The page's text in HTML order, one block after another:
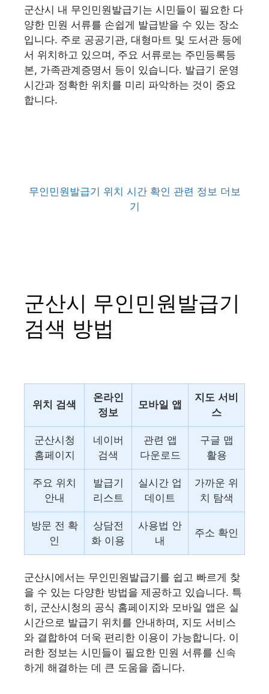
군산시 내 무인민원발급기는 시민들이 필요한 다
양한 민원 서류를 손쉽게 발급받을 수 있는 장소
입니다. 주로 공공기관, 대형마트 및 도서관 등에
서 위치하고 있으며, 주요 서류로는 주민등록등
본, 가족관계증명서 등이 있습니다. 발급기 운영
시간과 정확한 위치를 미리 파악하는 것이 중요
합니다.
무인민원발급기 위치 시간 확인 관련 정보 더보
기
군산시 무인민원발급기
검색 방법
위치 검색
온라인
정보
모바일 앱
지도 서비
스
군산시청
홈페이지
네이버
검색
관련 앱
다운로드
구글 맵
활용
주요 위치
안내
발급기
리스트
실시간 업
데이트
가까운 위
치 탐색
방문 전 확
인
상담전
화 이용
사용법 안
내
주소 확인
군산시에서는 무인민원발급기를 쉽고 빠르게 찾
을 수 있는 다양한 방법을 제공하고 있습니다. 특
히, 군산시청의 공식 홈페이지와 모바일 앱은 실
시간으로 발급기 위치를 안내하며, 지도 서비스
와 결합하여 더욱 편리한 이용이 가능합니다. 이
러한 정보는 시민들이 필요한 민원 서류를 신속
하게 해결하는 데 큰 도움을 줍니다.